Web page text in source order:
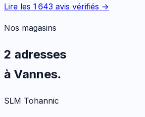
Lire les 1 643 avis vérifiés →
Nos magasins
2 adresses
à Vannes.
SLM Tohannic